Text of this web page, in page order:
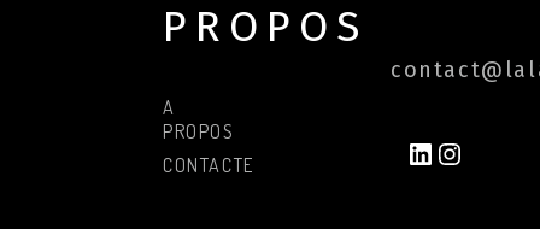
PROPOS
A
PROPOS
CONTACTER
LINKEDIN